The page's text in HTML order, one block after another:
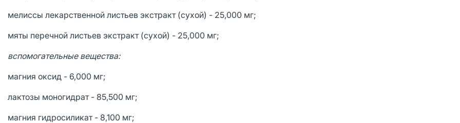
мелиссы лекарственной листьев экстракт (сухой) - 25,000 мг;
мяты перечной листьев экстракт (сухой) - 25,000 мг;
вспомогательные вещества:
магния оксид - 6,000 мг;
лактозы моногидрат - 85,500 мг;
магния гидросиликат - 8,100 мг;